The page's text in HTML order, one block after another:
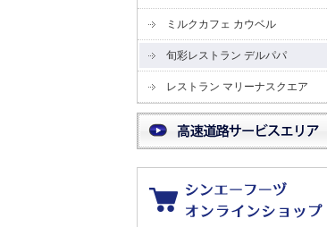
ミルクカフェ カウベル
旬彩レストラン デルパパ
レストラン マリーナスクエア